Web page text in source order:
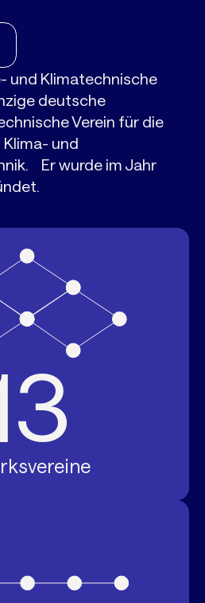
und Klimatechnische
deutsche
Verein für die
Klima- und
Er wurde im Jahr